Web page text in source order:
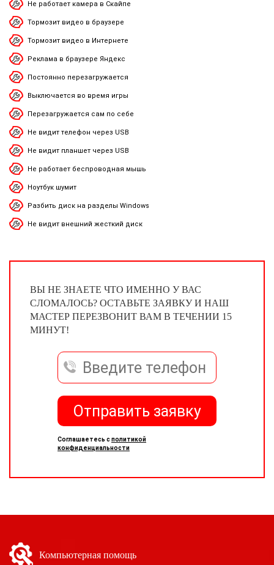
Не работает камера в Скайпе
Тормозит видео в браузере
Тормозит видео в Интернете
Реклама в браузере Яндекс
Постоянно перезагружается
Выключается во время игры
Перезагружается сам по себе
Не видит телефон через USB
Не видит планшет через USB
Не работает беспроводная мышь
Ноутбук шумит
Разбить диск на разделы Windows
Не видит внешний жесткий диск
ВЫ НЕ ЗНАЕТЕ ЧТО ИМЕННО У ВАС
СЛОМАЛОСЬ? ОСТАВЬТЕ ЗАЯВКУ И НАШ
МАСТЕР ПЕРЕЗВОНИТ ВАМ В ТЕЧЕНИИ 15
МИНУТ!
Отправить заявку
Соглашаетесь с политикой
конфиденциальности
Компьютерная помощь